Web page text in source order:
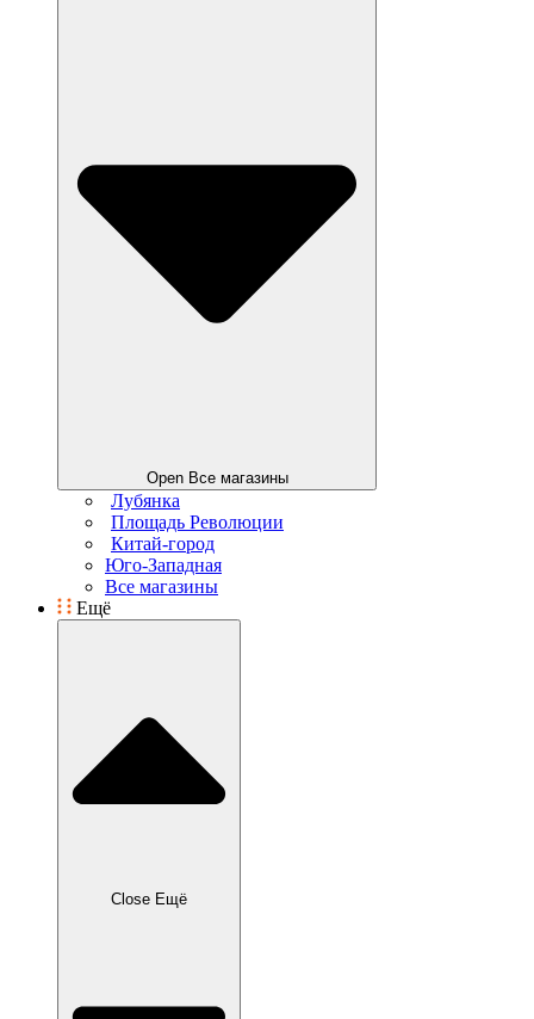
Open Все магазины
Лубянка
Площадь Революции
Китай-город
Юго-Западная
Все магазины
Ещё
Close Ещё